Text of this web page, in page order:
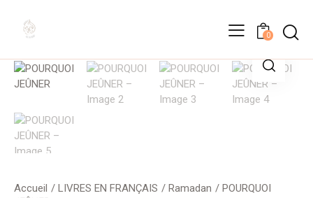
0
Accueil LIVRES EN FRANÇAIS Ramadan
POURQUOI